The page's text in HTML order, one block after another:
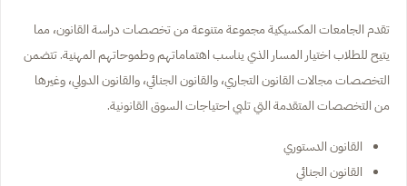
تقدم الجامعات المكسيكية مجموعة متنوعة من تخصصات دراسة القانون، مما
يتيح للطلاب اختيار المسار الذي يناسب اهتماماتهم وطموحاتهم المهنية. تتضمن
التخصصات مجالات القانون التجاري، والقانون الجنائي، والقانون الدولي، وغيرها
من التخصصات المتقدمة التي تلبي احتياجات السوق القانونية.
القانون الدستوري
القانون الجنائي